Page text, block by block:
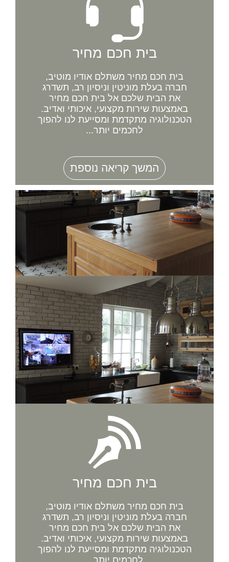
בית חכם מחיר
בית חכם מחיר משתלם אודיו מוטיב,
חברה בעלת מוניטין וניסיון רב, תשדרג
את הבית שלכם אל בית חכם מחיר
באמצעות שירות מקצועי, איכותי ואדיב.
הטכנולוגיה מתקדמת ומסייעת לנו להפוך
לחכמים יותר...
המשך קריאה נוספת
בית חכם מחיר
בית חכם מחיר משתלם אודיו מוטיב,
חברה בעלת מוניטין וניסיון רב, תשדרג
את הבית שלכם אל בית חכם מחיר
באמצעות שירות מקצועי, איכותי ואדיב.
הטכנולוגיה מתקדמת ומסייעת לנו להפוך